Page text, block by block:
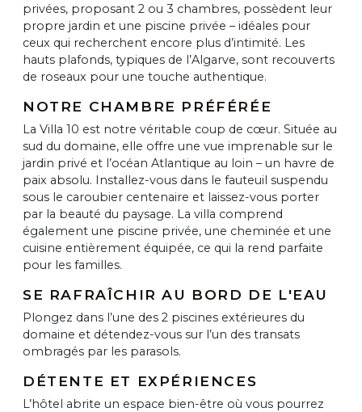
privées, proposant 2 ou 3 chambres, possèdent leur
propre jardin et une piscine privée – idéales pour
ceux qui recherchent encore plus d’intimité. Les
hauts plafonds, typiques de l’Algarve, sont recouverts
de roseaux pour une touche authentique.
NOTRE CHAMBRE PRÉFÉRÉE
La Villa 10 est notre véritable coup de cœur. Située au
sud du domaine, elle offre une vue imprenable sur le
jardin privé et l’océan Atlantique au loin – un havre de
paix absolu. Installez-vous dans le fauteuil suspendu
sous le caroubier centenaire et laissez-vous porter
par la beauté du paysage. La villa comprend
également une piscine privée, une cheminée et une
cuisine entièrement équipée, ce qui la rend parfaite
pour les familles.
SE RAFRAÎCHIR AU BORD DE L'EAU
Plongez dans l’une des 2 piscines extérieures du
domaine et détendez-vous sur l’un des transats
ombragés par les parasols.
DÉTENTE ET EXPÉRIENCES
L’hôtel abrite un espace bien-être où vous pourrez